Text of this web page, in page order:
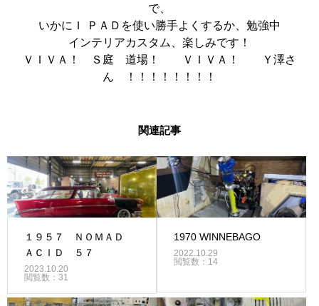
で、
いかにＩ ＰＡＤを使い勝手よくするか、勉強中
インテリアカスタム、楽しみです！
ＶＩＶＡ！ Ｓ庭 道場！ ＶＩＶＡ！ Ｙ澤さ
ん ！！！！！！！！
関連記事
１９５７ ＮＯＭＡＤ
ＡＣＩＤ ５７
2023.10.20
閲覧数：31
1970 WINNEBAGO
2022.10.29
閲覧数：14